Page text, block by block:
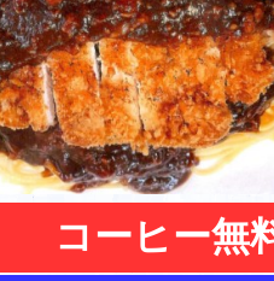
コーヒー無